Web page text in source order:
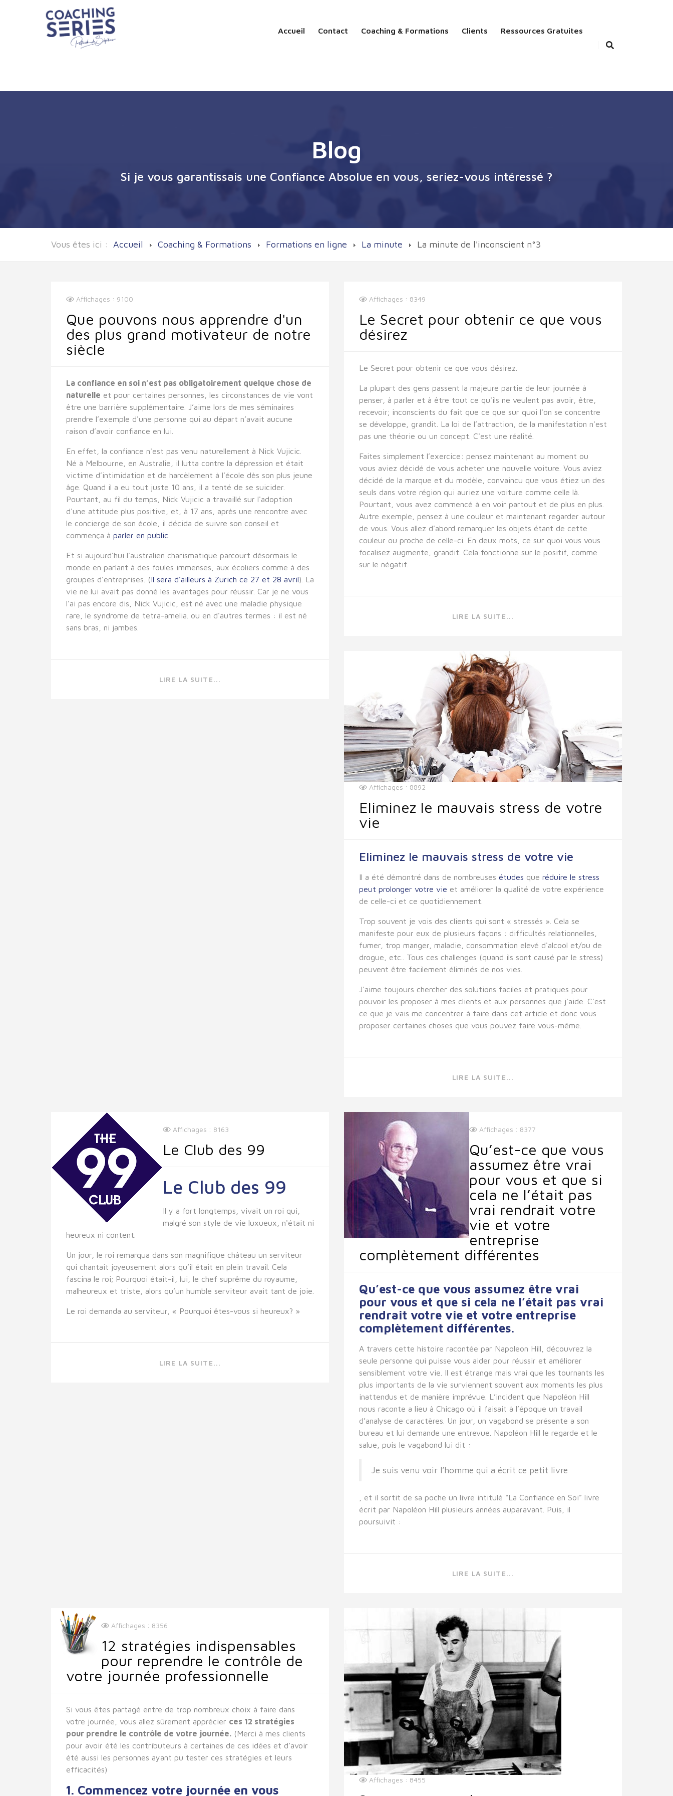
Accueil Contact Coaching & Formations Clients Ressources Gratuites
Blog
Si je vous garantissais une Confiance Absolue en vous, seriez-vous intéressé ?
Vous êtes ici : Accueil Coaching & Formations Formations en ligne La minute La minute de l'inconscient n°3
Affichages : 9100
Que pouvons nous apprendre d'un
des plus grand motivateur de notre
siècle
La confiance en soi n’est pas obligatoirement quelque chose de
naturelle et pour certaines personnes, les circonstances de vie vont
être une barrière supplémentaire. J’aime lors de mes séminaires
prendre l’exemple d'une personne qui au départ n’avait aucune
raison d’avoir confiance en lui.
En effet, la confiance n'est pas venu naturellement à Nick Vujicic.
Né à Melbourne, en Australie, il lutta contre la dépression et était
victime d’intimidation et de harcèlement à l’école dès son plus jeune
âge. Quand il a eu tout juste 10 ans, il a tenté de se suicider.
Pourtant, au fil du temps, Nick Vujicic a travaillé sur l'adoption
d'une attitude plus positive, et, à 17 ans, après une rencontre avec
le concierge de son école, il décida de suivre son conseil et
commença à parler en public
Et si aujourd’hui l'australien charismatique parcourt désormais le
monde en parlant à des foules immenses, aux écoliers comme à des
groupes d’entreprises. (Il sera d’ailleurs à Zurich ce 27 et 28 avril). La
vie ne lui avait pas donné les avantages pour réussir. Car je ne vous
l’ai pas encore dis, Nick Vujicic, est né avec une maladie physique
rare, le syndrome de tetra-amelia. ou en d'autres termes : il est né
sans bras, ni jambes.
LIRE LA SUITE...
Affichages : 8349
Le Secret pour obtenir ce que vous
désirez
Le Secret pour obtenir ce que vous désirez.
La plupart des gens passent la majeure partie de leur journée à
penser, à parler et à être tout ce qu'ils ne veulent pas avoir, être,
recevoir; inconscients du fait que ce que sur quoi l'on se concentre
se développe, grandit. La loi de l’attraction, de la manifestation n'est
pas une théorie ou un concept. C'est une réalité.
Faites simplement l’exercice: pensez maintenant au moment ou
vous aviez décidé de vous acheter une nouvelle voiture. Vous aviez
décidé de la marque et du modèle, convaincu que vous étiez un des
seuls dans votre région qui auriez une voiture comme celle là.
Pourtant, vous avez commencé à en voir partout et de plus en plus.
Autre exemple, pensez à une couleur et maintenant regarder autour
de vous. Vous allez d’abord remarquer les objets étant de cette
couleur ou proche de celle-ci. En deux mots, ce sur quoi vous vous
focalisez augmente, grandit. Cela fonctionne sur le positif, comme
sur le négatif.
LIRE LA SUITE...
Affichages : 8892
Eliminez le mauvais stress de votre
vie
Eliminez le mauvais stress de votre vie
Il a été démontré dans de nombreuses études que réduire le stress
peut prolonger votre vie et améliorer la qualité de votre expérience
de celle-ci et ce quotidiennement.
Trop souvent je vois des clients qui sont « stressés ». Cela se
manifeste pour eux de plusieurs façons : difficultés relationnelles,
fumer, trop manger, maladie, consommation elevé d'alcool et/ou de
drogue, etc.. Tous ces challenges (quand ils sont causé par le stress)
peuvent être facilement éliminés de nos vies.
J'aime toujours chercher des solutions faciles et pratiques pour
pouvoir les proposer à mes clients et aux personnes que j’aide. C'est
ce que je vais me concentrer à faire dans cet article et donc vous
proposer certaines choses que vous pouvez faire vous-même.
LIRE LA SUITE...
Affichages : 8163
Le Club des 99
Le Club des 99
Il y a fort longtemps, vivait un roi qui,
malgré son style de vie luxueux, n'était ni
heureux ni content.
Un jour, le roi remarqua dans son magnifique château un serviteur
qui chantait joyeusement alors qu’il était en plein travail. Cela
fascina le roi; Pourquoi était-il, lui, le chef suprême du royaume,
malheureux et triste, alors qu’un humble serviteur avait tant de joie.
Le roi demanda au serviteur, « Pourquoi êtes-vous si heureux? »
LIRE LA SUITE...
Affichages : 8377
Qu’est-ce que vous
assumez être vrai
pour vous et que si
cela ne l’était pas
vrai rendrait votre
vie et votre
entreprise
complètement différentes
Qu’est-ce que vous assumez être vrai
pour vous et que si cela ne l’était pas vrai
rendrait votre vie et votre entreprise
complètement différentes.
A travers cette histoire racontée par Napoleon Hill, découvrez la
seule personne qui puisse vous aider pour réussir et améliorer
sensiblement votre vie. Il est étrange mais vrai que les tournants les
plus importants de la vie surviennent souvent aux moments les plus
inattendus et de manière imprévue. L’incident que Napoléon Hill
nous raconte a lieu à Chicago où il faisait à l’époque un travail
d’analyse de caractères. Un jour, un vagabond se présente a son
bureau et lui demande une entrevue. Napoléon Hill le regarde et le
salue, puis le vagabond lui dit :
Je suis venu voir l’homme qui a écrit ce petit livre
, et il sortit de sa poche un livre intitulé “La Confiance en Soi” livre
écrit par Napoléon Hill plusieurs années auparavant. Puis, il
poursuivit :
LIRE LA SUITE...
Affichages : 8356
12 stratégies indispensables
pour reprendre le contrôle de
votre journée professionnelle
Si vous êtes partagé entre de trop nombreux choix à faire dans
votre journée, vous allez sûrement apprécier ces 12 stratégies
pour prendre le contrôle de votre journée. (Merci à mes clients
pour avoir été les contributeurs à certaines de ces idées et d’avoir
été aussi les personnes ayant pu tester ces stratégies et leurs
efficacités)
1. Commencez votre journée en vous
Affichages : 8455